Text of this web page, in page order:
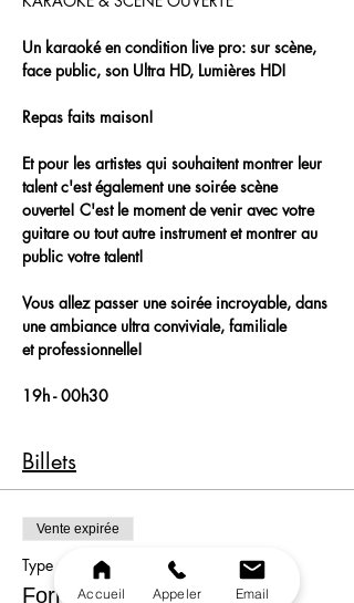
Un karaoké en condition live pro: sur scène,
face public, son Ultra HD, Lumières HD!
Repas faits maison!
Et pour les artistes qui souhaitent montrer leur
talent c'est également une soirée scène
ouverte! C'est le moment de venir avec votre
guitare ou tout autre instrument et montrer au
public votre talent!
Vous allez passer une soirée incroyable, dans
une ambiance ultra conviviale, familiale
et professionnelle!
19h - 00h30
Billets
Vente expirée
Type de billet
FormuleAccueil Appeler Email